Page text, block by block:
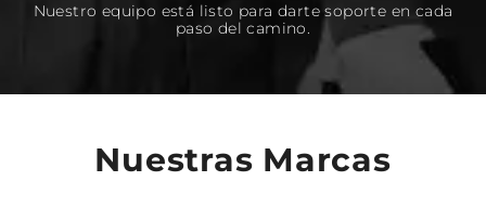
Nuestro equipo está listo para darte soporte en cada
paso del camino.
Nuestras Marcas